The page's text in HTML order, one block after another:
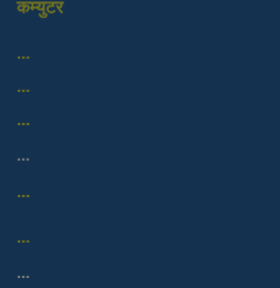
कम्युटर
...
...
...
...
...
...
...